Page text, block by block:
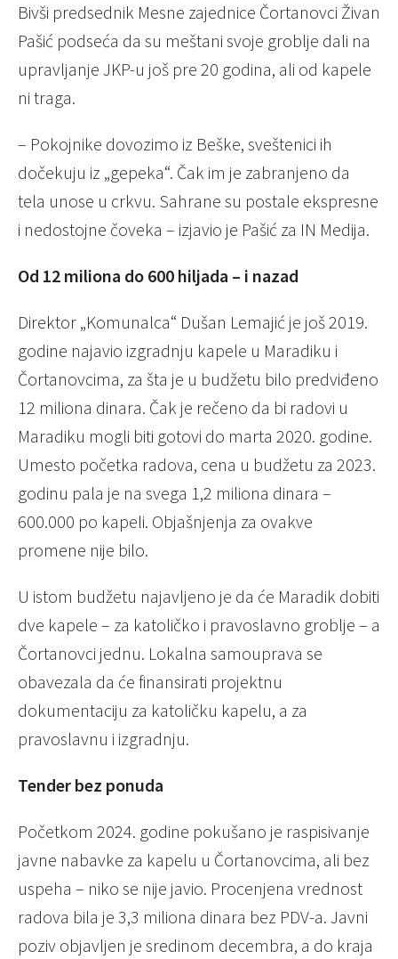
Bivši predsednik Mesne zajednice Čortanovci Živan
Pašić podseća da su meštani svoje groblje dali na
upravljanje JKP-u još pre 20 godina, ali od kapele
ni traga.
– Pokojnike dovozimo iz Beške, sveštenici ih
dočekuju iz „gepeka“. Čak im je zabranjeno da
tela unose u crkvu. Sahrane su postale ekspresne
i nedostojne čoveka – izjavio je Pašić za IN Medija.
Od 12 miliona do 600 hiljada – i nazad
Direktor „Komunalca“ Dušan Lemajić je još 2019.
godine najavio izgradnju kapele u Maradiku i
Čortanovcima, za šta je u budžetu bilo predviđeno
12 miliona dinara. Čak je rečeno da bi radovi u
Maradiku mogli biti gotovi do marta 2020. godine.
Umesto početka radova, cena u budžetu za 2023.
godinu pala je na svega 1,2 miliona dinara –
600.000 po kapeli. Objašnjenja za ovakve
promene nije bilo.
U istom budžetu najavljeno je da će Maradik dobiti
dve kapele – za katoličko i pravoslavno groblje – a
Čortanovci jednu. Lokalna samouprava se
obavezala da će finansirati projektnu
dokumentaciju za katoličku kapelu, a za
pravoslavnu i izgradnju.
Tender bez ponuda
Početkom 2024. godine pokušano je raspisivanje
javne nabavke za kapelu u Čortanovcima, ali bez
uspeha – niko se nije javio. Procenjena vrednost
radova bila je 3,3 miliona dinara bez PDV-a. Javni
poziv objavljen je sredinom decembra, a do kraja